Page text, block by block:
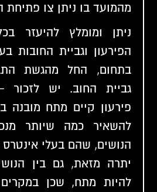
מהמועד בו ניתן צו פתיחת
ניתן ומומלץ להיעזר
הפירעון וגביית החובות
בתחום, החל מהגשת
גביית החוב. יש לזכור
פירעון קיים מתח מובנה
להשאיר כמה שיותר
הנושים, שהם בעלי אינטרס
יתרה מזאת, גם בין
להיות מתח, שכן